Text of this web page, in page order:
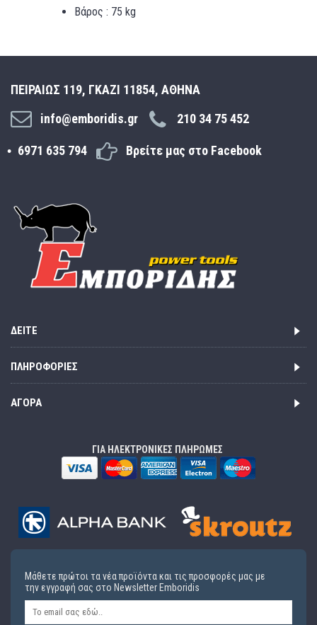
Βάρος : 75 kg
ΠΕΙΡΑΙΩΣ 119, ΓΚΑΖΙ 11854, ΑΘΗΝΑ
info@emboridis.gr
210 34 75 452
6971 635 794 Βρείτε μας στο Facebook
ΔΕΊΤΕ
ΠΛΗΡΟΦΟΡΊΕΣ
ΑΓΟΡΆ
ΓΙΑ ΗΛΕΚΤΡΟΝΙΚΕΣ ΠΛΗΡΩΜΕΣ
Μάθετε πρώτοι τα νέα προϊόντα και τις προσφορές μας με
την εγγραφή σας στο Newsletter Emboridis